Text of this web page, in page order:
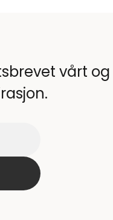
vårt og